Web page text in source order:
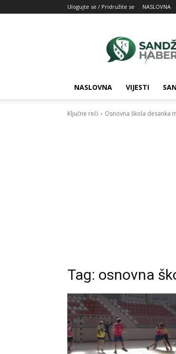
Ulogujte se / Pridružite se NASLOVNA
Vaš
izvor
NASLOVNA VIJESTI
Ključne reči Osnovna škola desanka
Tag: osnovna